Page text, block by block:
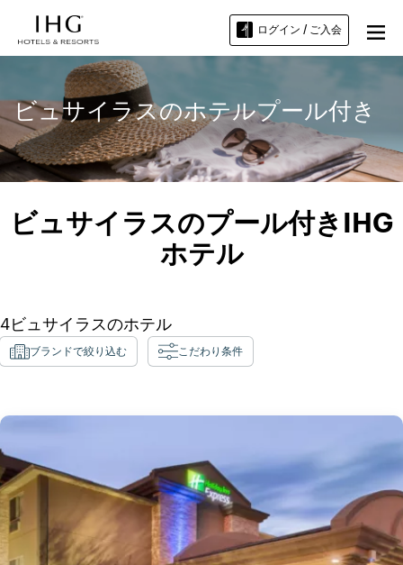
ログイン / ご入会
ビュサイラスのホテルプール付き
ビュサイラスのプール付きIHG
ホテル
4ビュサイラスのホテル
ブランドで絞り込む こだわり条件